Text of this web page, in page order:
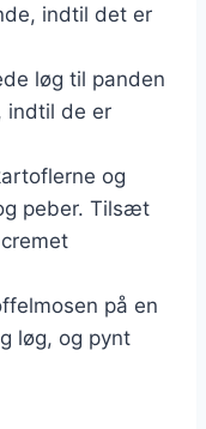
indtil det er
løg til panden
indtil de er
og
peber. Tilsæt
på en
løg, og pynt